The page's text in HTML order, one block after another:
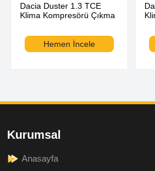
Dacia Duster 1.3 TCE
Klima Kompresörü Çıkma
Hemen İncele
Kurumsal
Anasayfa